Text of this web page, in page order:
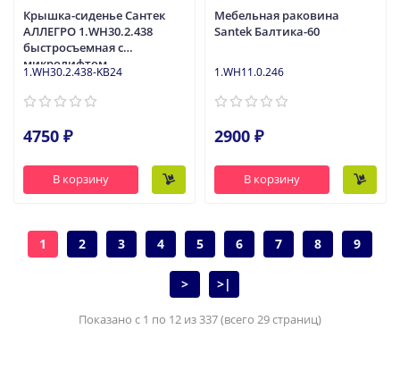
Крышка-сиденье Сантек
АЛЛЕГРО 1.WH30.2.438
быстросъемная с
микролифтом
1.WH30.2.438-KB24
4750 ₽
В корзину
Мебельная раковина
Santek Балтика-60
1.WH11.0.246
2900 ₽
В корзину
1 2 3 4 5 6 7 8 9
> >|
Показано с 1 по 12 из 337 (всего 29 страниц)